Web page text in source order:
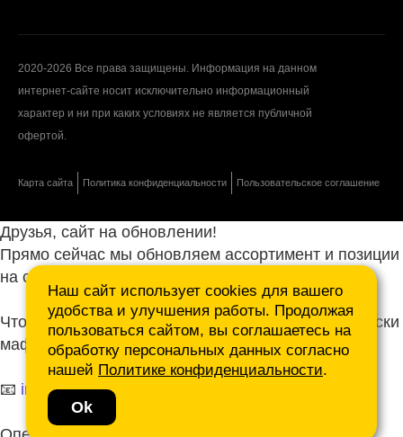
2020-2026 Все права защищены. Информация на данном
интернет-сайте носит исключительно информационный
характер и ни при каких условиях не является публичной
офертой.
Карта сайта Политика конфиденциальности Пользовательское соглашение
Наш сайт использует cookies для вашего
удобства и улучшения работы. Продолжая
пользоваться сайтом, вы соглашаетесь на
обработку персональных данных согласно
нашей Политике конфиденциальности.
Ok
Друзья, сайт на обновлении!
Прямо сейчас мы обновляем ассортимент и позиции
на сайте.
Чтобы не ждать, присылайте ваши запросы и списки
маф нам на почту.
📧 info@mafmasterfibre.ru